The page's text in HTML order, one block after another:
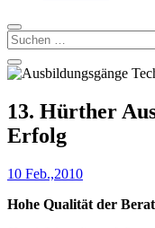
Suchen
nach:
13. Hürther
Erfolg
10 Feb.,2010
Hohe Qualität der